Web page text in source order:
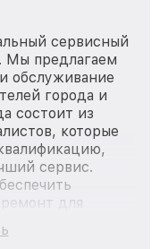
сервисный
Мы предлагаем
обслуживание
города и
состоит из
которые
сервис.
для
MSI, вне
Мы